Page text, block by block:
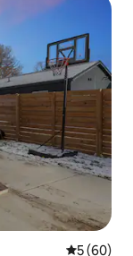
Note
5 (60)